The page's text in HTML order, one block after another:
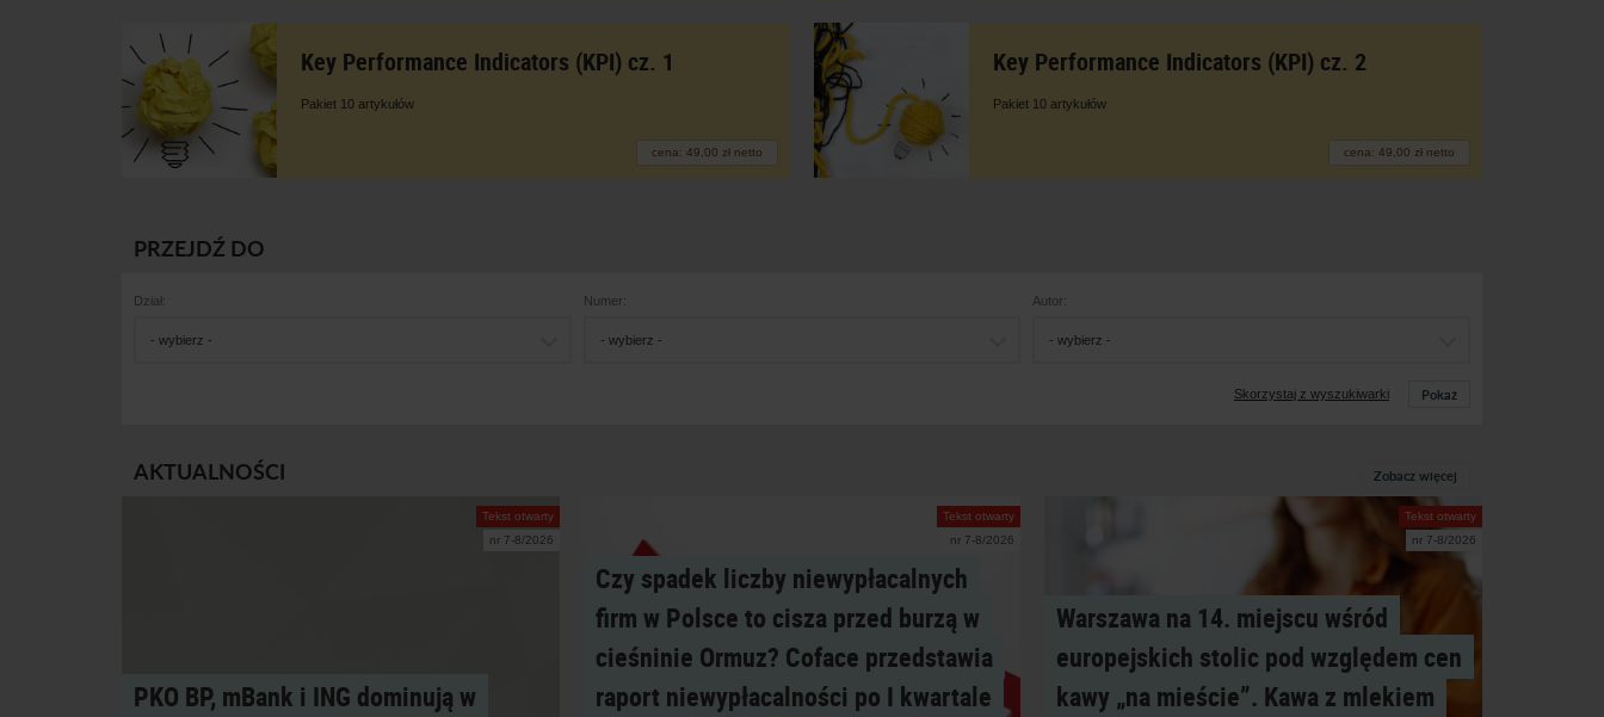
Key Performance Indicators (KPI) cz. 1
Pakiet 10 artykułów
cena: 49,00 zł netto
Key Performance Indicators (KPI) cz. 2
Pakiet 10 artykułów
cena: 49,00 zł netto
PRZEJDŹ DO
Dział:
- wybierz -
Numer:
- wybierz -
Autor:
- wybierz -
Skorzystaj z wyszukiwarki Pokaż
AKTUALNOŚCI Zobacz więcej
Tekst otwarty
nr 7-8/2026
PKO BP, mBank i ING dominują w
Tekst otwarty
nr 7-8/2026
Czy spadek liczby niewypłacalnych
firm w Polsce to cisza przed burzą w
cieśninie Ormuz? Coface przedstawia
raport niewypłacalności po I kwartale
Tekst otwarty
nr 7-8/2026
Warszawa na 14. miejscu wśród
europejskich stolic pod względem cen
kawy „na mieście”. Kawa z mlekiem